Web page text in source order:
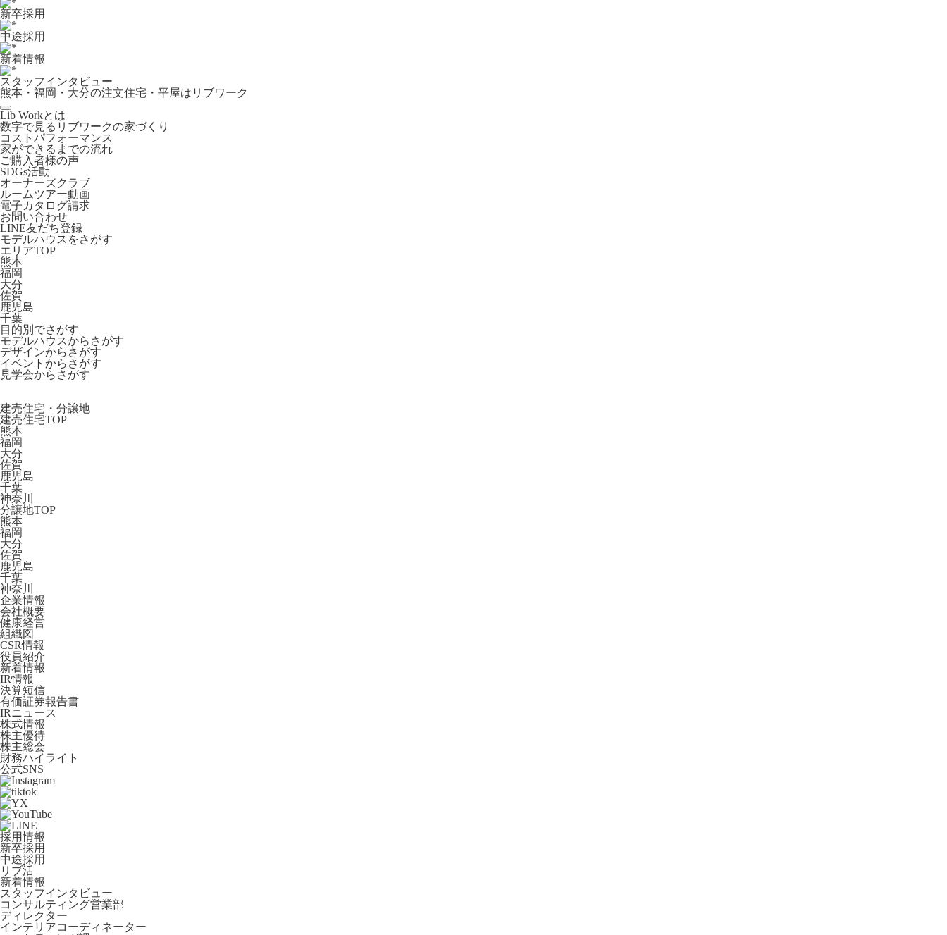
新卒採用
中途採用
新着情報
スタッフインタビュー
熊本・福岡・大分の注文住宅・平屋はリブワーク
Lib Workとは
数字で見るリブワークの家づくり
コストパフォーマンス
家ができるまでの流れ
ご購入者様の声
SDGs活動
オーナーズクラブ
ルームツアー動画
電子カタログ請求
お問い合わせ
LINE友だち登録
モデルハウスをさがす
エリアTOP
熊本
福岡
大分
佐賀
鹿児島
千葉
目的別でさがす
モデルハウスからさがす
デザインからさがす
イベントからさがす
見学会からさがす
建売住宅・分譲地
建売住宅TOP
熊本
福岡
大分
佐賀
鹿児島
千葉
神奈川
分譲地TOP
熊本
福岡
大分
佐賀
鹿児島
千葉
神奈川
企業情報
会社概要
健康経営
組織図
CSR情報
役員紹介
新着情報
IR情報
決算短信
有価証券報告書
IRニュース
株式情報
株主優待
株主総会
財務ハイライト
公式SNS
採用情報
新卒採用
中途採用
リブ活
新着情報
スタッフインタビュー
コンサルティング営業部
ディレクター
インテリアコーディネーター